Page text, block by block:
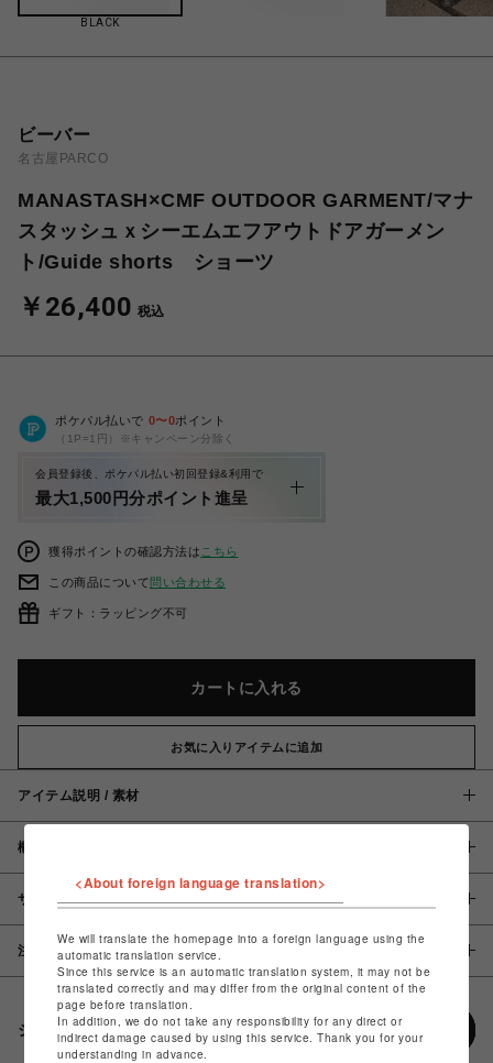
BLACK
ビーバー
名古屋PARCO
MANASTASH×CMF OUTDOOR GARMENT/マナ
スタッシュｘシーエムエフアウトドアガーメン
ト/Guide shorts ショーツ
￥26,400 税込
ポケパル払いで 0〜0ポイント
（1P=1円）※キャンペーン分除く
会員登録後、ポケパル払い初回登録&利用で
最大1,500円分ポイント進呈
獲得ポイントの確認方法は こちら
この商品について問い合わせる
ギフト：ラッピング不可
カートに入れる
お気に入りアイテムに追加
アイテム説明 / 素材
概要
サイズ
注意事項
シェアする
<About foreign language translation>
We will translate the homepage into a foreign language using the
automatic translation service.
Since this service is an automatic translation system, it may not be
translated correctly and may differ from the original content of the
page before translation.
In addition, we do not take any responsibility for any direct or
indirect damage caused by using this service. Thank you for your
understanding in advance.